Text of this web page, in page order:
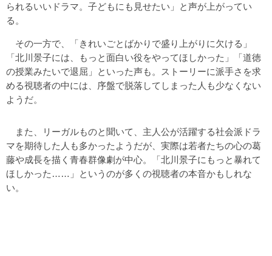
られるいいドラマ。子どもにも見せたい」と声が上がってい
る。
その一方で、「きれいごとばかりで盛り上がりに欠ける」
「北川景子には、もっと面白い役をやってほしかった」「道徳
の授業みたいで退屈」といった声も。ストーリーに派手さを求
める視聴者の中には、序盤で脱落してしまった人も少なくない
ようだ。
また、リーガルものと聞いて、主人公が活躍する社会派ドラ
マを期待した人も多かったようだが、実際は若者たちの心の葛
藤や成長を描く青春群像劇が中心。「北川景子にもっと暴れて
ほしかった……」というのが多くの視聴者の本音かもしれな
い。